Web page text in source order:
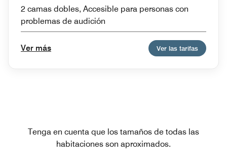
2 camas dobles, Accesible para personas con
problemas de audición
Ver más Ver las tarifas
Tenga en cuenta que los tamaños de todas las
habitaciones son aproximados.